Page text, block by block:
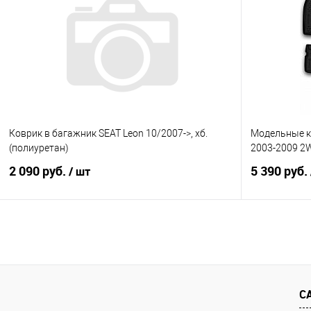
Купить в 1 клик
Сравнение
Под заказ
Купить в
В
Коврик в багажник SEAT Leon 10/2007->, хб.
(полиуретан)
2 090 руб. / шт
Купить в 1 клик
Сравнение
Модельные
2003-2009
5 390 руб.
Купить в 1
В